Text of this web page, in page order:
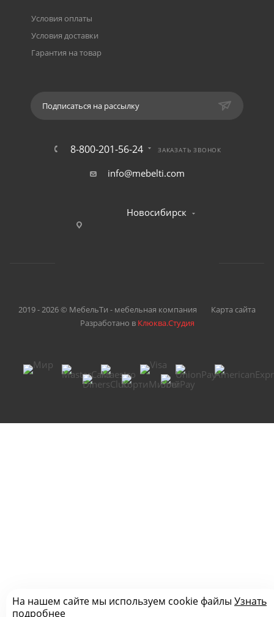
Условия оплаты
Условия доставки
Гарантия на товар
Подписаться на рассылку
8-800-201-56-24 ЗАКАЗАТЬ ЗВОНОК
info@mebelti.com
Новосибирск
2019 - 2026 © МебельТи - мебельная компания
Карта сайта
Разработано в Клюква.Студия
На нашем сайте мы используем cookie файлы Узнать
подробнее